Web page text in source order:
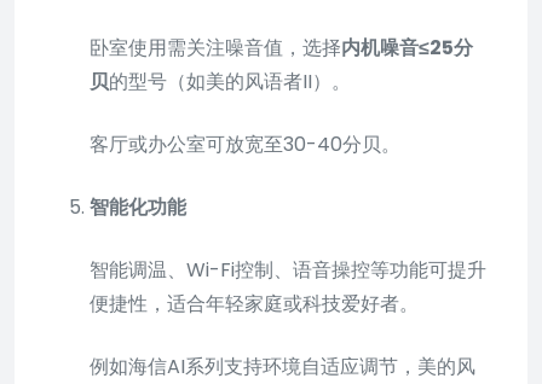
卧室使用需关注噪音值，选择内机噪音≤25分
贝的型号（如美的风语者II）。
客厅或办公室可放宽至30-40分贝。
智能化功能
智能调温、Wi-Fi控制、语音操控等功能可提升
便捷性，适合年轻家庭或科技爱好者。
例如海信AI系列支持环境自适应调节，美的风